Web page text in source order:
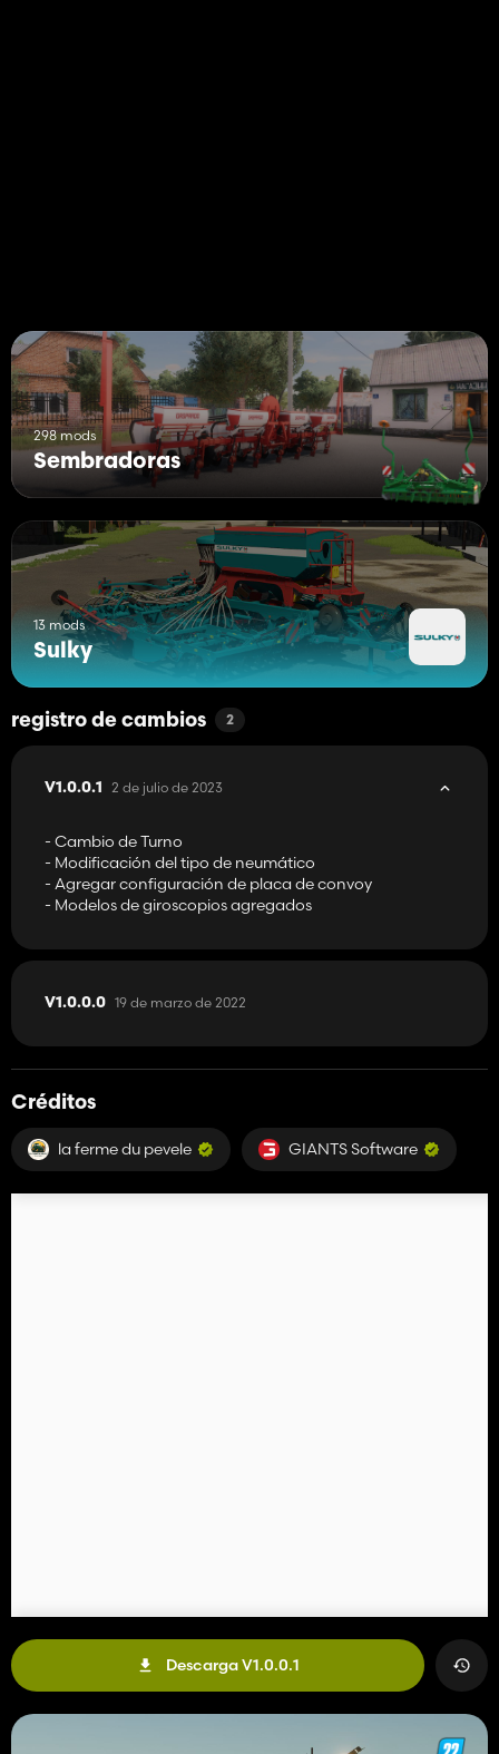
298 mods
Sembradoras
13 mods
Sulky
registro de cambios 2
V1.0.0.1 2 de julio de 2023
- Cambio de Turno
- Modificación del tipo de neumático
- Agregar configuración de placa de convoy
- Modelos de giroscopios agregados
V1.0.0.0 19 de marzo de 2022
Créditos
la ferme du pevele GIANTS Software
Descarga V1.0.0.1